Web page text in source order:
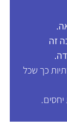
זה
כך שכל